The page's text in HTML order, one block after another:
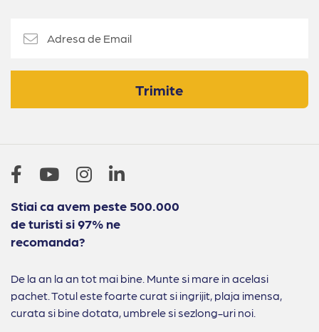
Trimite
Stiai ca avem peste 500.000
de turisti si 97% ne
recomanda?
De la an la an tot mai bine. Munte si mare in acelasi
pachet. Totul este foarte curat si ingrijit, plaja imensa,
curata si bine dotata, umbrele si sezlong-uri noi.